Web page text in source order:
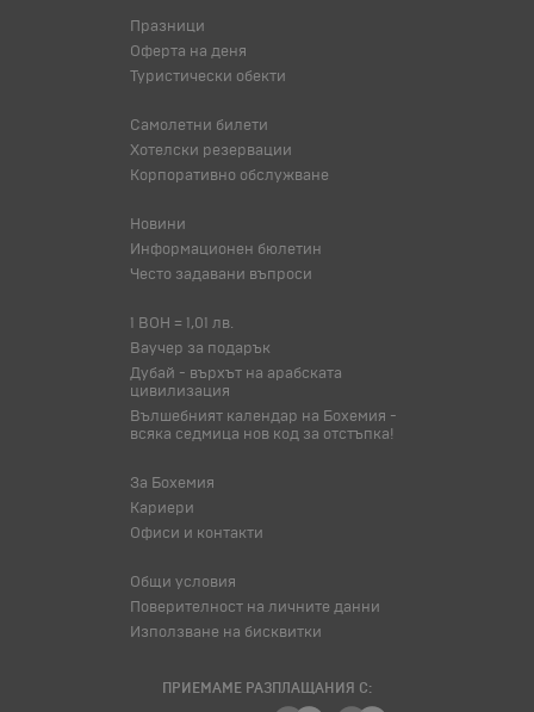
Празници
Оферта на деня
Туристически обекти
Самолетни билети
Хотелски резервации
Корпоративно обслужване
Новини
Информационен бюлетин
Често задавани въпроси
1 BOH = 1,01 лв.
Ваучер за подарък
Дубай - върхът на арабската
цивилизация
Вълшебният календар на Бохемия -
всяка седмица нов код за отстъпка!
За Бохемия
Кариери
Офиси и контакти
Общи условия
Поверителност на личните данни
Използване на бисквитки
ПРИЕМАМЕ РАЗПЛАЩАНИЯ С: